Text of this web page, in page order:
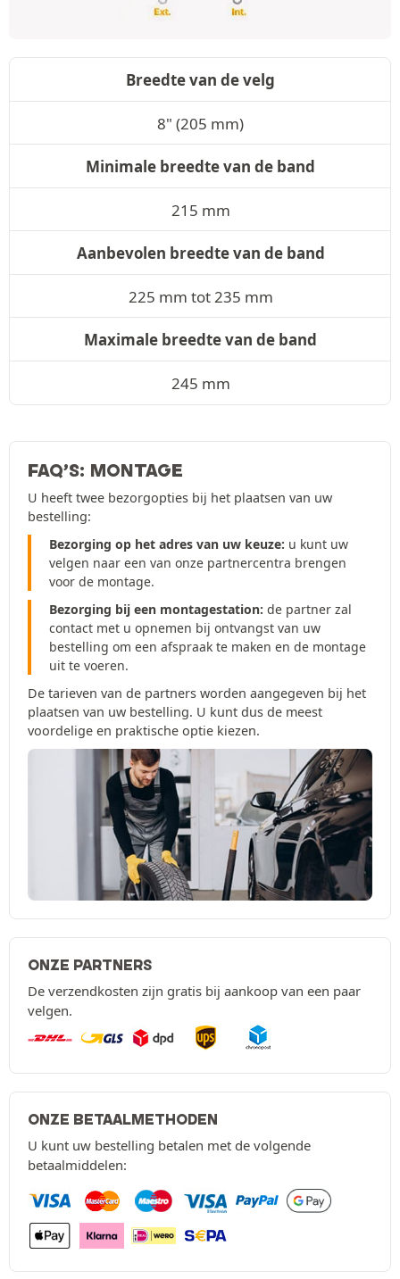
Breedte van de velg
8" (205 mm)
Minimale breedte van de band
215 mm
Aanbevolen breedte van de band
225 mm tot 235 mm
Maximale breedte van de band
245 mm
FAQ’S: MONTAGE
U heeft twee bezorgopties bij het plaatsen van uw
bestelling:
Bezorging op het adres van uw keuze: u kunt uw
velgen naar een van onze partnercentra brengen
voor de montage.
Bezorging bij een montagestation: de partner zal
contact met u opnemen bij ontvangst van uw
bestelling om een afspraak te maken en de montage
uit te voeren.
De tarieven van de partners worden aangegeven bij het
plaatsen van uw bestelling. U kunt dus de meest
voordelige en praktische optie kiezen.
ONZE PARTNERS
De verzendkosten zijn gratis bij aankoop van een paar
velgen.
ONZE BETAALMETHODEN
U kunt uw bestelling betalen met de volgende
betaalmiddelen: